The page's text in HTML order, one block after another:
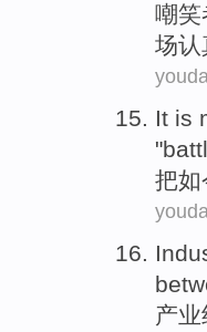
嘲笑
场认
It is
"
把如
产业